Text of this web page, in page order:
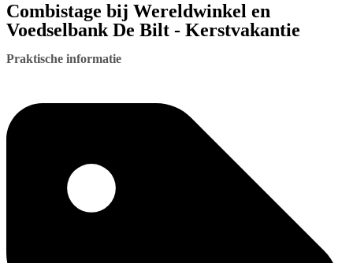
Combistage bij Wereldwinkel en
Voedselbank De Bilt - Kerstvakantie
Praktische informatie